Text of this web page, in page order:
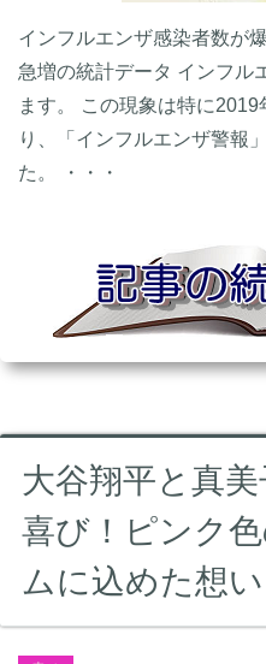
インフルエンザ感染者数が
急増の統計データ インフル
ます。 この現象は特に
り、「インフルエンザ警報
た。 ・・・
大谷翔平と真
喜び！ピンク
ムに込めた想い